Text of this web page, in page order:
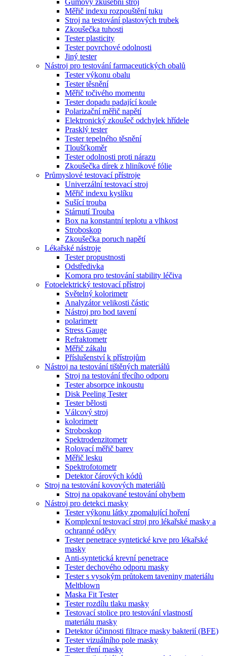
Gumový zkušební stroj
Měřič indexu rozpouštění tuku
Stroj na testování plastových trubek
Zkoušečka tuhosti
Tester plasticity
Tester povrchové odolnosti
Jiný tester
Nástroj pro testování farmaceutických obalů
Tester výkonu obalu
Tester těsnění
Měřič točivého momentu
Tester dopadu padající koule
Polarizační měřič napětí
Elektronický zkoušeč odchylek hřídele
Prasklý tester
Tester tepelného těsnění
Tloušťkoměr
Tester odolnosti proti nárazu
Zkoušečka dírek z hliníkové fólie
Průmyslové testovací přístroje
Univerzální testovací stroj
Měřič indexu kyslíku
Sušící trouba
Stárnutí Trouba
Box na konstantní teplotu a vlhkost
Stroboskop
Zkoušečka poruch napětí
Lékařské nástroje
Tester propustnosti
Odstředivka
Komora pro testování stability léčiva
Fotoelektrický testovací přístroj
Světelný kolorimetr
Analyzátor velikosti částic
Nástroj pro bod tavení
polarimetr
Stress Gauge
Refraktometr
Měřič zákalu
Příslušenství k přístrojům
Nástroj na testování tištěných materiálů
Stroj na testování třecího odporu
Tester absorpce inkoustu
Disk Peeling Tester
Tester bělosti
Válcový stroj
kolorimetr
Stroboskop
Spektrodenzitometr
Rolovací měřič barev
Měřič lesku
Spektrofotometr
Detektor čárových kódů
Stroj na testování kovových materiálů
Stroj na opakované testování ohybem
Nástroj pro detekci masky
Tester výkonu látky zpomalující hoření
Komplexní testovací stroj pro lékařské masky a
ochranné oděvy
Tester penetrace syntetické krve pro lékařské
masky
Anti-syntetická krevní penetrace
Tester dechového odporu masky
Tester s vysokým průtokem taveniny materiálu
Meltblown
Maska Fit Tester
Tester rozdílu tlaku masky
Testovací stolice pro testování vlastností
materiálu masky
Detektor účinnosti filtrace masky bakterií (BFE)
Tester vizuálního pole masky
Tester tření masky